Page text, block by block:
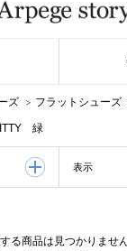
ズ フラットシューズ
緑
表示
る商品は見つかりませ